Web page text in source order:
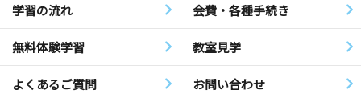
学習の流れ 会費・各種手続き
無料体験学習 教室見学
よくあるご質問 お問い合わせ